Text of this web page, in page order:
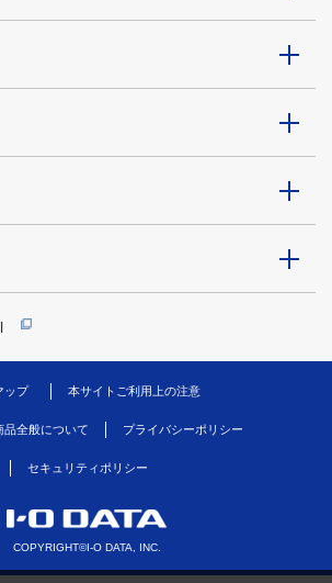
ップ 本サイトご利用上の注意
品全般について プライバシーポリシー
セキュリティポリシー
COPYRIGHT©I-O DATA, INC.